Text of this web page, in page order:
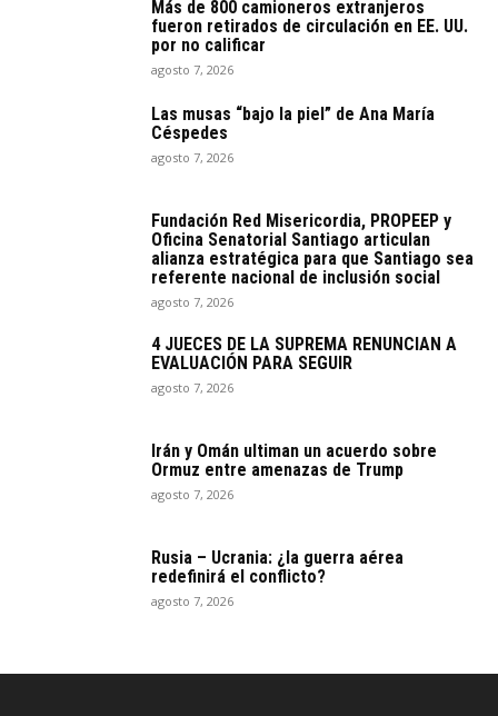
Más de 800 camioneros extranjeros
fueron retirados de circulación en EE. UU.
por no calificar
agosto 7, 2026
Las musas “bajo la piel” de Ana María
Céspedes
agosto 7, 2026
Fundación Red Misericordia, PROPEEP y
Oficina Senatorial Santiago articulan
alianza estratégica para que Santiago sea
referente nacional de inclusión social
agosto 7, 2026
4 JUECES DE LA SUPREMA RENUNCIAN A
EVALUACIÓN PARA SEGUIR
agosto 7, 2026
Irán y Omán ultiman un acuerdo sobre
Ormuz entre amenazas de Trump
agosto 7, 2026
Rusia – Ucrania: ¿la guerra aérea
redefinirá el conflicto?
agosto 7, 2026